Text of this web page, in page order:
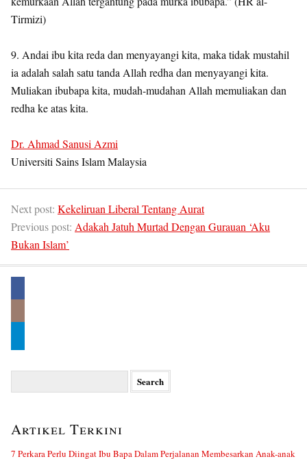
Tirmizi)
9. Andai ibu kita reda dan menyayangi kita, maka tidak mustahil
ia adalah salah satu tanda Allah redha dan menyayangi kita.
Muliakan ibubapa kita, mudah-mudahan Allah memuliakan dan
redha ke atas kita.
Dr. Ahmad Sanusi Azmi
Universiti Sains Islam Malaysia
Next post: Kekeliruan Liberal Tentang Aurat
Previous post: Adakah Jatuh Murtad Dengan Gurauan ‘Aku
Bukan Islam’
Artikel Terkini
7 Perkara Perlu Diingat Ibu Bapa Dalam Perjalanan Membesarkan Anak-anak